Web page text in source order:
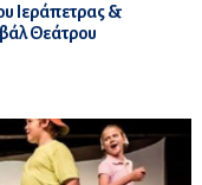
Ιεράπετρας &
Θεάτρου